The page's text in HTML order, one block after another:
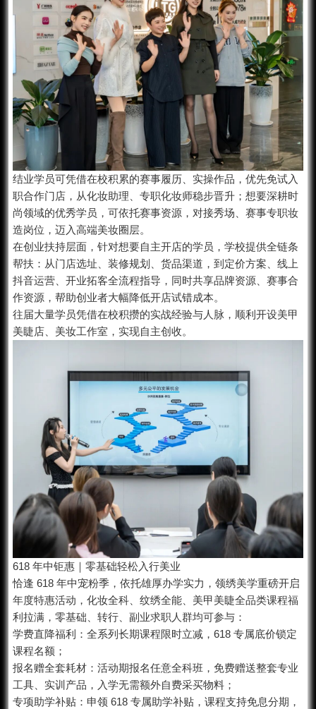
结业学员可凭借在校积累的赛事履历、实操作品，优先免试入
职合作门店，从化妆助理、专职化妆师稳步晋升；想要深耕时
尚领域的优秀学员，可依托赛事资源，对接秀场、赛事专职妆
造岗位，迈入高端美妆圈层。
在创业扶持层面，针对想要自主开店的学员，学校提供全链条
帮扶：从门店选址、装修规划、货品渠道，到定价方案、线上
抖音运营、开业拓客全流程指导，同时共享品牌资源、赛事合
作资源，帮助创业者大幅降低开店试错成本。
往届大量学员凭借在校积攒的实战经验与人脉，顺利开设美甲
美睫店、美妆工作室，实现自主创收。
618 年中钜惠｜零基础轻松入行美业
恰逢 618 年中宠粉季，依托雄厚办学实力，领绣美学重磅开启
年度特惠活动，化妆全科、纹绣全能、美甲美睫全品类课程福
利拉满，零基础、转行、副业求职人群均可参与：
学费直降福利：全系列长期课程限时立减，618 专属底价锁定
课程名额；
报名赠全套耗材：活动期报名任意全科班，免费赠送整套专业
工具、实训产品，入学无需额外自费采买物料；
专项助学补贴：申领 618 专属助学补贴，课程支持免息分期，